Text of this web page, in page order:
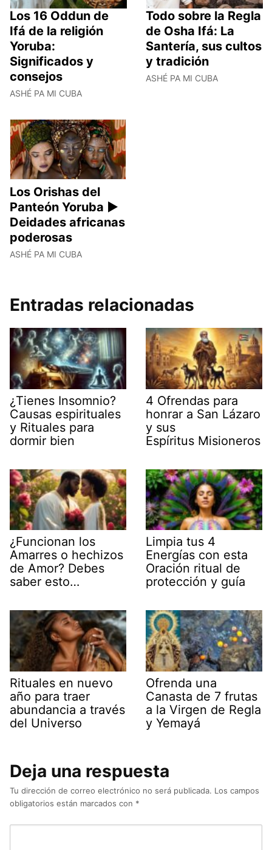
Los 16 Oddun de
Ifá de la religión
Yoruba:
Significados y
consejos
ASHÉ PA MI CUBA
Todo sobre la Regla
de Osha Ifá: La
Santería, sus cultos
y tradición
ASHÉ PA MI CUBA
Los Orishas del
Panteón Yoruba ►
Deidades africanas
poderosas
ASHÉ PA MI CUBA
Entradas relacionadas
¿Tienes Insomnio?
Causas espirituales
y Rituales para
dormir bien
4 Ofrendas para
honrar a San Lázaro
y sus
Espíritus Misioneros
¿Funcionan los
Amarres o hechizos
de Amor? Debes
saber esto…
Limpia tus 4
Energías con esta
Oración ritual de
protección y guía
Rituales en nuevo
año para traer
abundancia a través
del Universo
Ofrenda una
Canasta de 7 frutas
a la Virgen de Regla
y Yemayá
Deja una respuesta
Tu dirección de correo electrónico no será publicada. Los campos
obligatorios están marcados con *